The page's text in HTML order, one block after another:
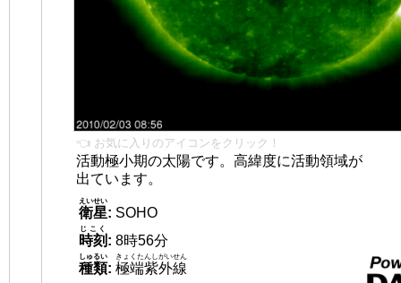
👈 お気に入りのアイコンをクリック！
活動極小期の太陽です。高緯度に活動領域が
出ています。
衛星
えいせい
: SOHO
時刻
じこく
: 8時56分
種類
しゅるい
: 極端紫外線
きょくたんしがいせん